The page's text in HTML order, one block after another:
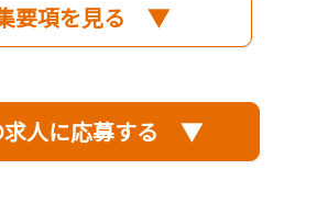
要項を見る ▼
人に応募する ▼